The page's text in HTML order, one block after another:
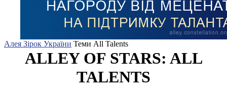
Алея Зірок України Теми All Talents
ALLEY OF STARS: ALL
TALENTS